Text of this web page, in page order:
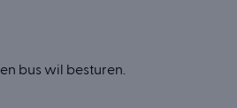
bus wil besturen.